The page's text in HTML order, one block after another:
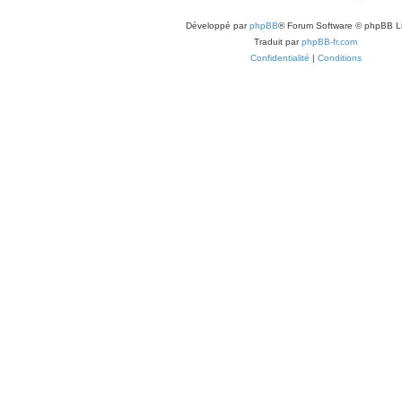
Développé parphpBB® Forum Software © phpBB
Traduit parphpBB-fr.com
Confidentialité | Conditions